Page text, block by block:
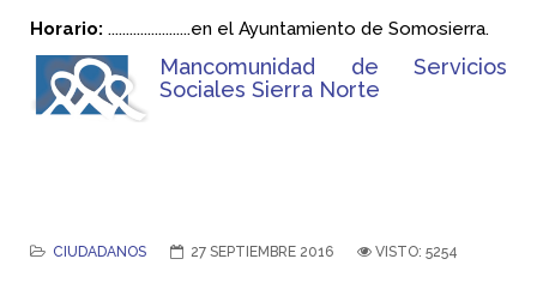
Horario: .......................en el Ayuntamiento de Somosierra.
Mancomunidad de Servicios
Sociales Sierra Norte
CIUDADANOS 27 SEPTIEMBRE 2016 VISTO: 5254